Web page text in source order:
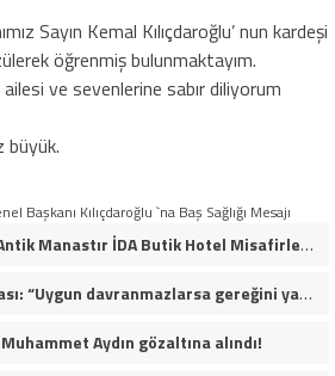
Sayın Kemal Kılıçdaroğlu’ nun kardeşi
öğrenmiş bulunmaktayım.
ve sevenlerine sabır diliyorum
büyük.
Başkanı Kılıçdaroğlu `na Baş Sağlığı Mesajı
Kazdağları’nın Gözdesi Antik Manastır İDA Butik Hotel Misafirlerinden Tam Not Alıyor
Trump’tan İran açıklaması: “Uygun davranmazlarsa gereğini yaparım”
Aydın gözaltına alındı!